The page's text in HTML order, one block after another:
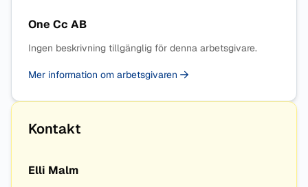
One Cc AB
Ingen beskrivning tillgänglig för denna arbetsgivare.
Mer information om arbetsgivaren
Kontakt
Elli Malm